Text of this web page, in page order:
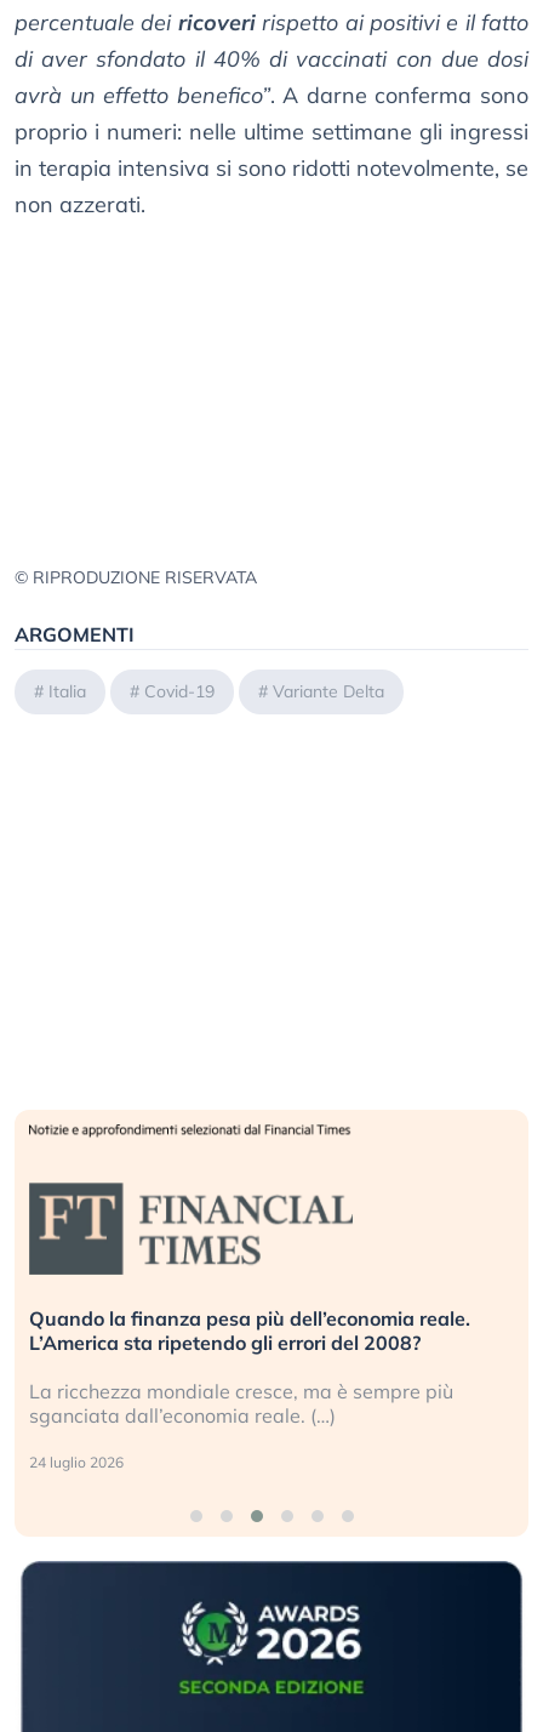
percentuale dei ricoveririspetto ai positivi e il fatto
di aver sfondato il 40% di vaccinati con due dosi
avrà un effetto benefico”. A darne conferma sono
proprio i numeri: nelle ultime settimane gli ingressi
in terapia intensiva si sono ridotti notevolmente, se
non azzerati.
© RIPRODUZIONE RISERVATA
ARGOMENTI
# Italia # Covid-19 # Variante Delta
Quando la finanza pesa più dell’economia reale.
L’America sta ripetendo gli errori del 2008?
La ricchezza mondiale cresce, ma è sempre più
sganciata dall’economia reale. (…)
24 luglio 2026